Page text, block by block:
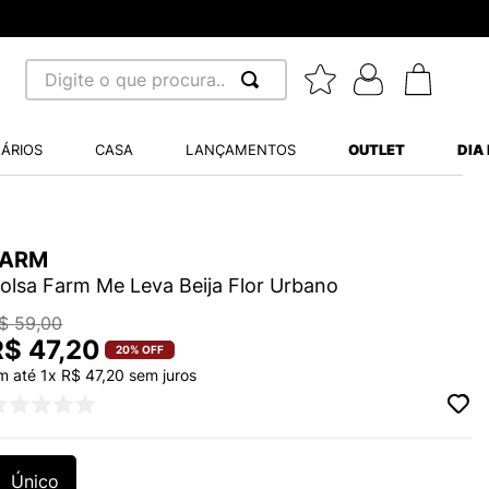
Digite o que procura...
CASA LANÇAMENTOS OUTLET DIA
Farm Me Leva Beija Flor Urbano
59,00
47,20 20% OFF
até1x R$ 47,20 sem juros
Único
BALANCE 530